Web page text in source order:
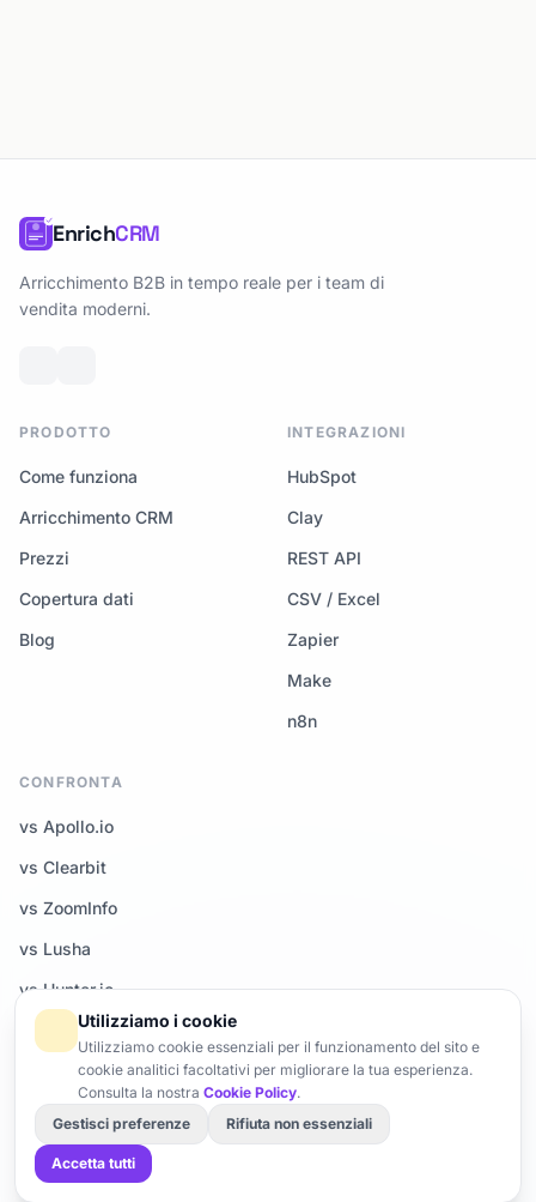
EnrichCRM
Arricchimento B2B in tempo reale per i team di
vendita moderni.
PRODOTTO
Come funziona
Arricchimento CRM
Prezzi
Copertura dati
Blog
INTEGRAZIONI
HubSpot
Clay
REST API
CSV / Excel
Zapier
Make
n8n
CONFRONTA
vs Apollo.io
vs Clearbit
vs ZoomInfo
vs Lusha
vs Hunter.io
Tutti i confronti →
© 2026 Enrich-CRM — Tutti i diritti riservati.
Trust CenterBrand
Gestisci cookie
Fatto con ♥ in Francia · Server UE · Conforme al GDPR
Utilizziamo i cookie
Utilizziamo cookie essenziali per il funzionamento del sito e
cookie analitici facoltativi per migliorare la tua esperienza.
Consulta la nostra Cookie Policy.
Gestisci preferenze
Rifiuta non essenziali
Accetta tutti